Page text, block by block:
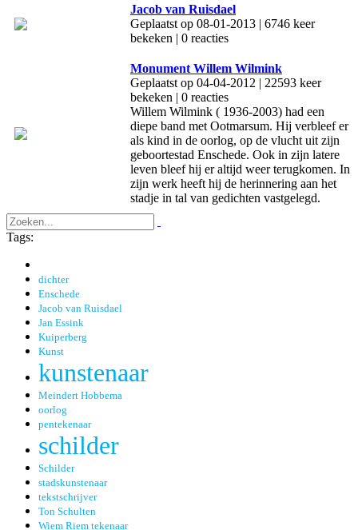
Jacob van Ruisdael
Geplaatst op 08-01-2013 | 6746 keer
bekeken | 0 reacties
Monument Willem Wilmink
Geplaatst op 04-04-2012 | 22593 keer
bekeken | 0 reacties
Willem Wilmink ( 1936-2003) had een
diepe band met Ootmarsum. Hij verbleef er
als kind in de oorlog, op de vlucht uit zijn
geboortestad Enschede. Ook in zijn latere
leven bleef hij er altijd weer terugkomen. In
zijn werk heeft hij de herinnering aan het
stadje in tal van gedichten vastgelegd.
Tags:
dichter
Enschede
Jacob van Ruisdael
Jan Essink
Kuiperberg
Kunst
kunstenaar
Meindert Hobbema
oorlog
pentekenaar
schilder
Schilder
stadskunstenaar
tekstschrijver
Ton Schulten
Wiem Riem tekenaar